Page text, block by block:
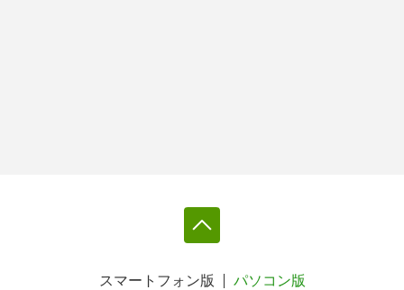
スマートフォン版 パソコン版